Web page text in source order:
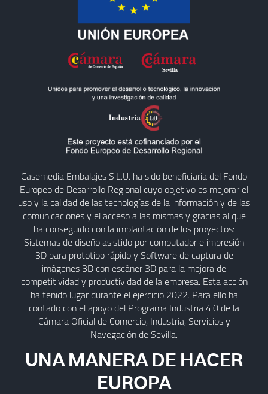
Casemedia Embalajes S.L.U. ha sido beneficiaria del Fondo
Europeo de Desarrollo Regional cuyo objetivo es mejorar el
uso y la calidad de las tecnologías de la información y de las
comunicaciones y el acceso a las mismas y gracias al que
ha conseguido con la implantación de los proyectos:
Sistemas de diseño asistido por computador e impresión
3D para prototipo rápido y Software de captura de
imágenes 3D con escáner 3D para la mejora de
competitividad y productividad de la empresa. Esta acción
ha tenido lugar durante el ejercicio 2022. Para ello ha
contado con el apoyo del Programa Industria 4.0 de la
Cámara Oficial de Comercio, Industria, Servicios y
Navegación de Sevilla.
UNA MANERA DE HACER
EUROPA